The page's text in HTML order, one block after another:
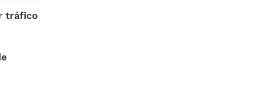
tráfico